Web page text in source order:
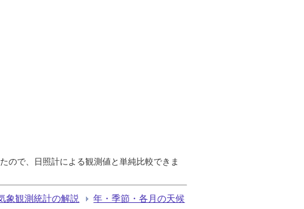
ので、日照計による観測値と単純比較できま
象観測統計の解説 年・季節・各月の天候